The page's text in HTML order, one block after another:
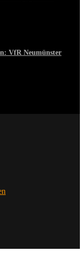
VfR Neumünster